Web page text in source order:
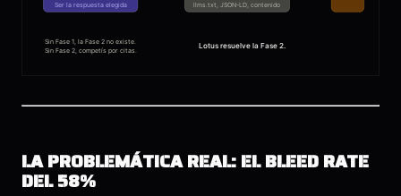
LA PROBLEMÁTICA REAL: EL BLEED RATE
DEL 58%